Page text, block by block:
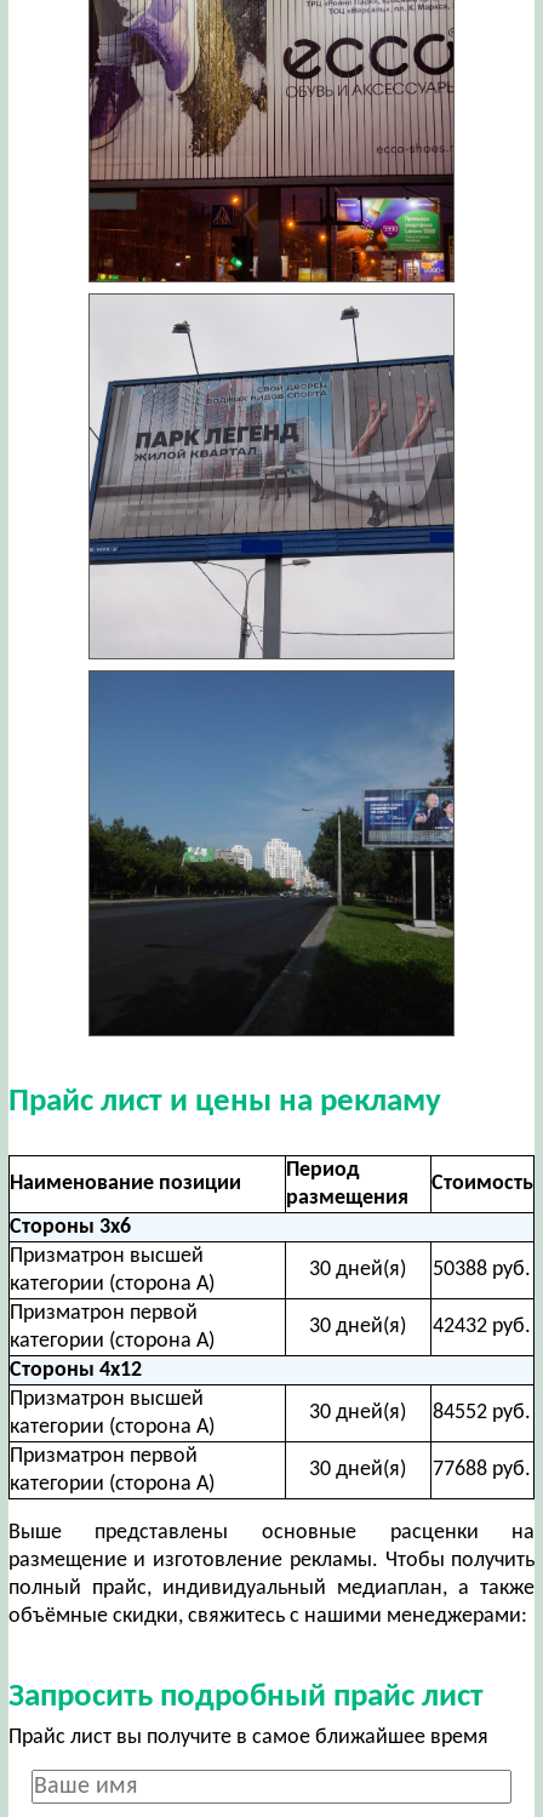
Прайс лист и цены на рекламу
Наименование позиции
Период
размещения
Стоимость
Стороны 3х6
Призматрон высшей
категории (сторона А)
30 дней(я)
50388 руб.
Призматрон первой
категории (сторона А)
30 дней(я)
42432 руб.
Стороны 4х12
Призматрон высшей
категории (сторона А)
30 дней(я)
84552 руб.
Призматрон первой
категории (сторона А)
30 дней(я) 77688 руб.
Выше представлены основные расценки на
размещение и изготовление рекламы. Чтобы получить
полный прайс, индивидуальный медиаплан, а также
объёмные скидки, свяжитесь с нашими менеджерами:
Запросить подробный прайс лист
Прайс лист вы получите в самое ближайшее время